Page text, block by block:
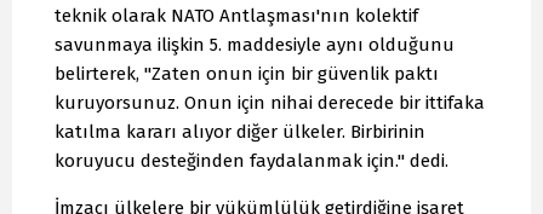
teknik olarak NATO Antlaşması'nın kolektif
savunmaya ilişkin 5. maddesiyle aynı olduğunu
belirterek, "Zaten onun için bir güvenlik paktı
kuruyorsunuz. Onun için nihai derecede bir ittifaka
katılma kararı alıyor diğer ülkeler. Birbirinin
koruyucu desteğinden faydalanmak için." dedi.
İmzacı ülkelere bir yükümlülük getirdiğine işaret